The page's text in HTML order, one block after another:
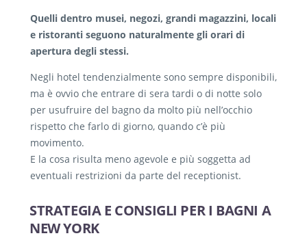
Quelli dentro musei, negozi, grandi magazzini, locali
e ristoranti seguono naturalmente gli orari di
apertura degli stessi.
Negli hotel tendenzialmente sono sempre disponibili,
ma è ovvio che entrare di sera tardi o di notte solo
per usufruire del bagno da molto più nell’occhio
rispetto che farlo di giorno, quando c’è più
movimento.
E la cosa risulta meno agevole e più soggetta ad
eventuali restrizioni da parte del receptionist.
STRATEGIA E CONSIGLI PER I BAGNI A
NEW YORK